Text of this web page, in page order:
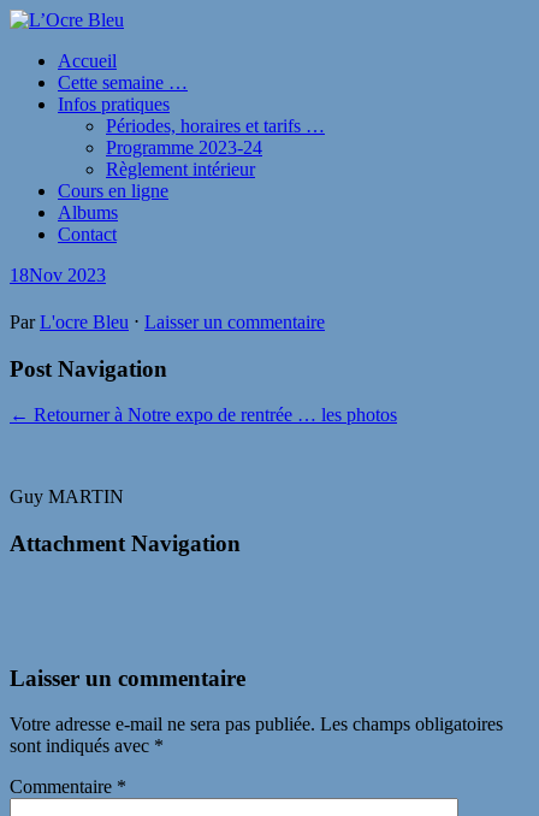
Accueil
Cette semaine …
Infos pratiques
Périodes, horaires et tarifs …
Programme 2023-24
Règlement intérieur
Cours en ligne
Albums
Contact
18Nov 2023
ParL'ocre Bleu ⋅ Laisser un commentaire
Post Navigation
← Retourner à Notre expo de rentrée … les photos
Guy MARTIN
Attachment Navigation
Laisser un commentaire
Votre adresse e-mail ne sera pas publiée. Les champs obligatoires
sont indiqués avec *
Commentaire *